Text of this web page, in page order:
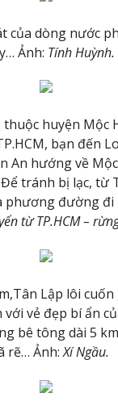
của dòng nước
Ảnh: Tính Huỳnh.
thuộc huyện Mộc
bạn đến
An hướng về
tránh bị lạc, từ
đường đi
từ TP.HCM –
Lập lôi
với vẻ đẹp bí ẩn
bê tông dài 5
rẽ… Ảnh:Xí Ngầu.